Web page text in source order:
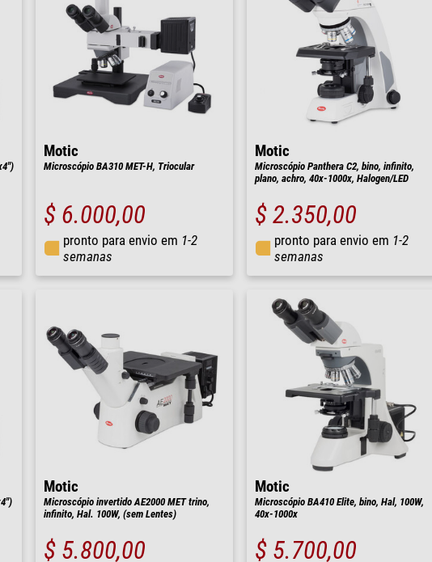
Motic
Microscópio BA310 MET-H, Triocular
$ 6.000,00
pronto para envio em 1-2
semanas
Motic
Microscópio Panthera C2, bino, infinito,
plano, achro, 40x-1000x, Halogen/LED
$ 2.350,00
pronto para envio em 1-2
semanas
Motic
Microscópio invertido AE2000 MET trino,
infinito, Hal. 100W, (sem Lentes)
$ 5.800,00
Motic
Microscópio BA410 Elite, bino, Hal, 100W,
40x-1000x
$ 5.700,00